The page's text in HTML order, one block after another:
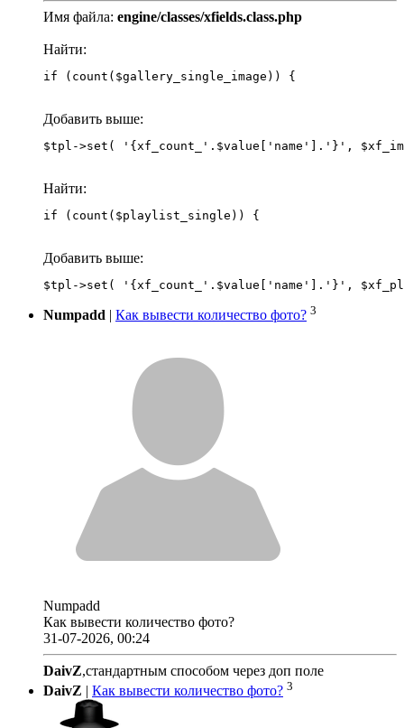
Имя файла: engine/classes/xfields.class.php
Найти:
if (count($gallery_single_image)) {
Добавить выше:
Найти:
if (count($playlist_single)) {
Добавить выше:
Numpadd | Как вывести количество фото? 3
Numpadd
Как вывести количество фото?
31-07-2026, 00:24
DaivZ,стандартным способом через доп поле
DaivZ | Как вывести количество фото? 3